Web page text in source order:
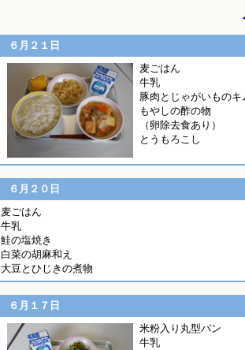
６月２１日
麦ご
牛乳
豚肉とじゃがいものキ
もやしの酢の物
（卵除去食あり）
とうもろこし
６月２０日
麦ごはん
牛乳
鮭の塩焼き
白菜の胡麻和え
大豆とひじきの煮物
６月１７日
米粉入り丸型パ
牛乳